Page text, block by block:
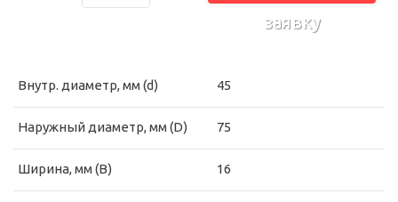
заявку
Внутр. диаметр, мм (d) 45
Наружный диаметр, мм (D) 75
Ширина, мм (B) 16